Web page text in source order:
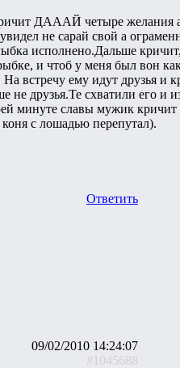
ДАААЙ четыре желания
не сарай свой а
исполнено.Дальше
и чтоб у меня был вон
встречу ему идут друзья и
друзья.Те схватили его и
минуте славы мужик кричит
с лошадью перепутал).
Ответить
09/02/2010 14:24:07
#1045688